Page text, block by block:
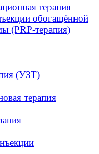
терапия
обогащённой
(PRP-терапия)
(УЗТ)
терапия